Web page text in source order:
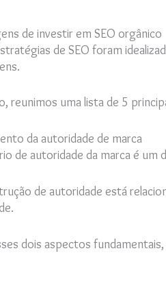
de investir em SEO orgânico
de SEO foram
reunimos uma lista de 5
da autoridade de marca
de autoridade da marca é um
de autoridade está
dois aspectos